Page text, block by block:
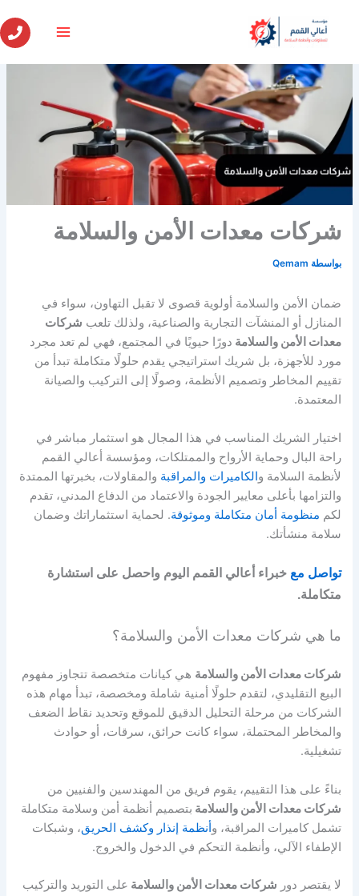
المحتوى
شركات معدات الأمن والسلامة
بواسطة Qemam
ضمان الأمن والسلامة أولوية قصوى لا تقبل التهاون، سواء في
المنازل أو المنشآت التجارية والصناعية، ولذلك تلعب شركات
معدات الأمن والسلامة دورًا حيويًا في المجتمع، فهي لم تعد مجرد
مورد للأجهزة، بل شريك استراتيجي يقدم حلولًا متكاملة تبدأ من
تقييم المخاطر وتصميم الأنظمة، وصولًا إلى التركيب والصيانة
المعتمدة.
اختيار الشريك المناسب في هذا المجال هو استثمار مباشر في
راحة البال وحماية الأرواح والممتلكات، ومؤسسة أعالي القمم
لأنظمة السلامة والكاميرات والمراقبة والمقاولات، بخبرتها الممتدة
والتزامها بأعلى معايير الجودة والاعتماد من الدفاع المدني، تقدم
لكم منظومة أمان متكاملة وموثوقة. لحماية استثماراتك وضمان
سلامة منشأتك.
تواصل مع خبراء أعالي القمم اليوم واحصل على استشارة
متكاملة.
ما هي شركات معدات الأمن والسلامة؟
شركات معدات الأمن والسلامة هي كيانات متخصصة تتجاوز مفهوم
البيع التقليدي، لتقدم حلولًا أمنية شاملة ومخصصة، تبدأ مهام هذه
الشركات من مرحلة التحليل الدقيق للموقع وتحديد نقاط الضعف
والمخاطر المحتملة، سواء كانت حرائق، سرقات، أو حوادث
تشغيلية.
بناءً على هذا التقييم، يقوم فريق من المهندسين والفنيين من
شركات معدات الأمن والسلامة بتصميم أنظمة أمن وسلامة متكاملة
تشمل كاميرات المراقبة، وأنظمة إنذار وكشف الحريق، وشبكات
الإطفاء الآلي، وأنظمة التحكم في الدخول والخروج.
لا يقتصر دور شركات معدات الأمن والسلامة على التوريد والتركيب